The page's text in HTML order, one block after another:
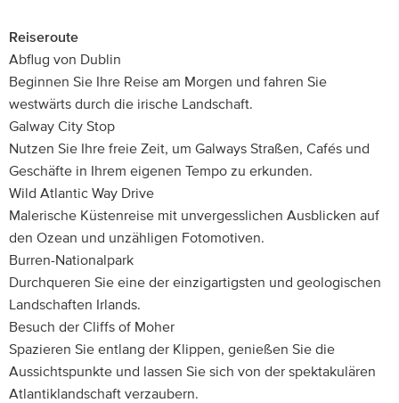
Reiseroute
Abflug von Dublin
Beginnen Sie Ihre Reise am Morgen und fahren Sie
westwärts durch die irische Landschaft.
Galway City Stop
Nutzen Sie Ihre freie Zeit, um Galways Straßen, Cafés und
Geschäfte in Ihrem eigenen Tempo zu erkunden.
Wild Atlantic Way Drive
Malerische Küstenreise mit unvergesslichen Ausblicken auf
den Ozean und unzähligen Fotomotiven.
Burren-Nationalpark
Durchqueren Sie eine der einzigartigsten und geologischen
Landschaften Irlands.
Besuch der Cliffs of Moher
Spazieren Sie entlang der Klippen, genießen Sie die
Aussichtspunkte und lassen Sie sich von der spektakulären
Atlantiklandschaft verzaubern.